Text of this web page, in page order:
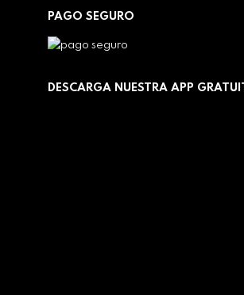
PAGO SEGURO
DESCARGA NUESTRA APP